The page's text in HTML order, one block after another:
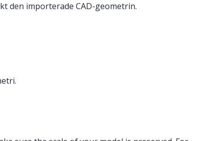
den importerade CAD-geometrin.